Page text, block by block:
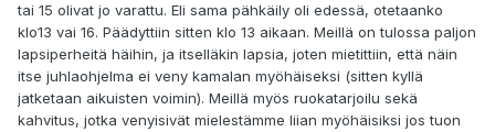
tai 15 olivat jo varattu. Eli sama pähkäily oli edessä, otetaanko
klo13 vai 16. Päädyttiin sitten klo 13 aikaan. Meillä on tulossa paljon
lapsiperheitä häihin, ja itselläkin lapsia, joten mietittiin, että näin
itse juhlaohjelma ei veny kamalan myöhäiseksi (sitten kyllä
jatketaan aikuisten voimin). Meillä myös ruokatarjoilu sekä
kahvitus, jotka venyisivät mielestämme liian myöhäisiksi jos tuon